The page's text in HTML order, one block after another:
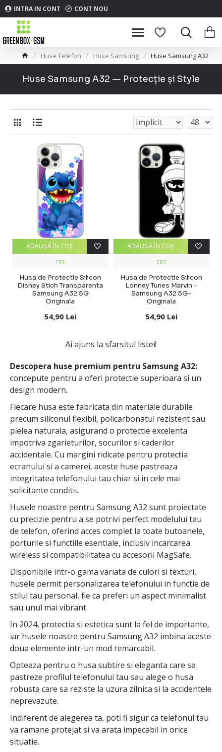
INTRA IN CONT CONT NOU
Huse Telefon Huse Samsung Huse Samsung A32
Huse Samsung A32 — Protecție și Style
Descopera huse premium pentru Samsung A32:
concepute pentru a oferi protectie superioara si un
design modern.
Fiecare husa este fabricata din materiale durabile
precum siliconul flexibil, policarbonatul rezistent sau
pielea naturala, asigurand o protectie excelenta
impotriva zgarieturilor, socurilor si caderilor
accidentale. Cu margini ridicate pentru protectia
ecranului si a camerei, aceste huse pastreaza
integritatea telefonului tau chiar si in cele mai
solicitante conditii.
Husele noastre pentru Samsung A32 sunt proiectate
cu precizie pentru a se potrivi perfect modelului tau
de telefon, oferind acces complet la toate butoanele,
porturile si functiile esentiale, inclusiv incarcarea
wireless si compatibilitatea cu accesorii MagSafe.
Disponibile intr-o gama variata de culori si texturi,
husele permit personalizarea telefonului in functie de
stilul tau personal, fie ca preferi un aspect minimalist
sau unul mai vibrant.
In 2024, protectia si estetica sunt la fel de importante,
iar husele noastre pentru Samsung A32 imbina aceste
doua elemente intr-un mod remarcabil.
Opteaza pentru o husa subtire si eleganta care sa
pastreze profilul telefonului tau sau alege o husa
robusta care sa reziste la uzura zilnica si la accidentele
neprevazute.
Indiferent de alegerea ta, poti fi sigur ca telefonul tau
va ramane protejat si va arata impecabil in orice
situatie.
ERT
Husa de Protectie Silicon
Disney Stich Transparenta
Samsung A32 5G
Originala
54,90 Lei
ADAUGĂ ÎN COŞ
ERT
Husa de Protectie Silicon
Lonney Tunes Marvin -
Samsung A32 5G-
Originala
54,90 Lei
ADAUGĂ ÎN COŞ
Ai ajuns la sfarsitul listei!